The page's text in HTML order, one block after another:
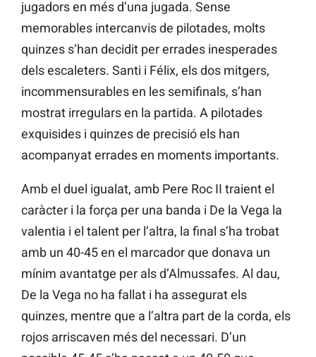
jugadors en més d’una jugada. Sense
memorables intercanvis de pilotades, molts
quinzes s’han decidit per errades inesperades
dels escaleters. Santi i Félix, els dos mitgers,
incommensurables en les semifinals, s’han
mostrat irregulars en la partida. A pilotades
exquisides i quinzes de precisió els han
acompanyat errades en moments importants.
Amb el duel igualat, amb Pere Roc II traient el
caràcter i la força per una banda i De la Vega la
valentia i el talent per l’altra, la final s’ha trobat
amb un 40-45 en el marcador que donava un
mínim avantatge per als d’Almussafes. Al dau,
De la Vega no ha fallat i ha assegurat els
quinzes, mentre que a l’altra part de la corda, els
rojos arriscaven més del necessari. D’un